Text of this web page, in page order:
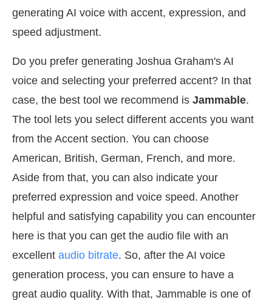
generating AI voice with accent, expression, and
speed adjustment.
Do you prefer generating Joshua Graham's AI
voice and selecting your preferred accent? In that
case, the best tool we recommend is Jammable.
The tool lets you select different accents you want
from the Accent section. You can choose
American, British, German, French, and more.
Aside from that, you can also indicate your
preferred expression and voice speed. Another
helpful and satisfying capability you can encounter
here is that you can get the audio file with an
excellent audio bitrate. So, after the AI voice
generation process, you can ensure to have a
great audio quality. With that, Jammable is one of